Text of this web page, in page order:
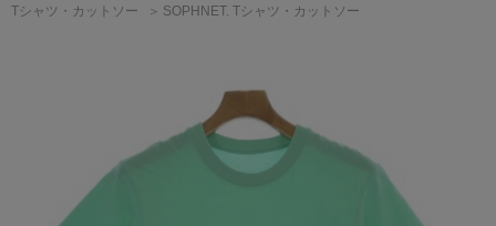
Tシャツ・カットソー
SOPHNET. Tシャツ・カットソー